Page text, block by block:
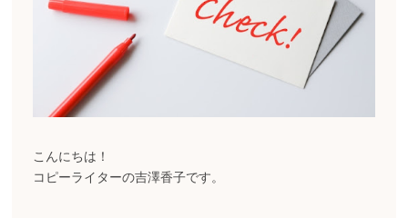
こんにちは！
コピーライターの吉澤香子です。